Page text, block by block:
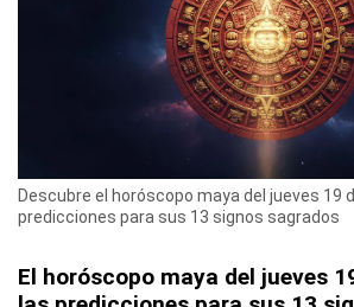
Descubre el horóscopo maya del jueves 19
predicciones para sus 13 signos sagrados
El horóscopo maya del jueves